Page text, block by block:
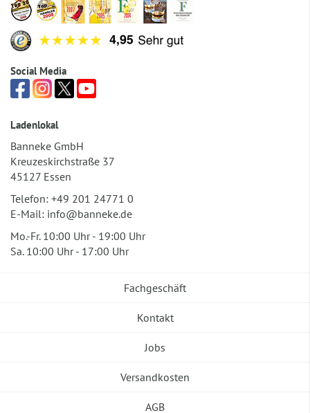
Social Media
Ladenlokal
Banneke GmbH
Kreuzeskirchstraße 37
45127 Essen
Telefon: +49 201 24771 0
E-Mail: info@banneke.de
Mo.-Fr. 10:00 Uhr - 19:00 Uhr
Sa. 10:00 Uhr - 17:00 Uhr
Fachgeschäft
Kontakt
Jobs
Versandkosten
AGB